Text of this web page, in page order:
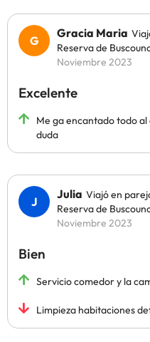
Gracia Maria
Reserva de
Noviembre 2023
Excelente
Me ga encantado todo
duda
Julia Viajó en
Reserva de
Noviembre 2023
Bien
Servicio comedor y la
Limpieza habitaciones